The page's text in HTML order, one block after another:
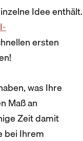
Idee enthält.
ersten
was Ihre
Maß an
Zeit damit
bei Ihrem